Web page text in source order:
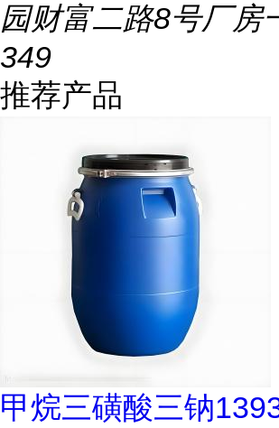
园财富二路8号厂房
349
推荐产品
甲烷三磺酸三钠